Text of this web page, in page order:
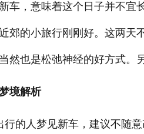
车，意味着这个日子并不宜
郊的小旅行刚刚好。这两天
然也是松弛神经的好方式。
境解析
行的人梦见新车，建议不随意